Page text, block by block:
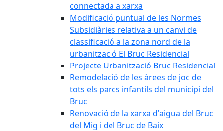
connectada a xarxa
Modificació puntual de les Normes
Subsidiàries relativa a un canvi de
classificació a la zona nord de la
urbanització El Bruc Residencial
Projecte Urbanització Bruc Residencial
Remodelació de les àrees de joc de
tots els parcs infantils del municipi del
Bruc
Renovació de la xarxa d'aigua del Bruc
del Mig i del Bruc de Baix